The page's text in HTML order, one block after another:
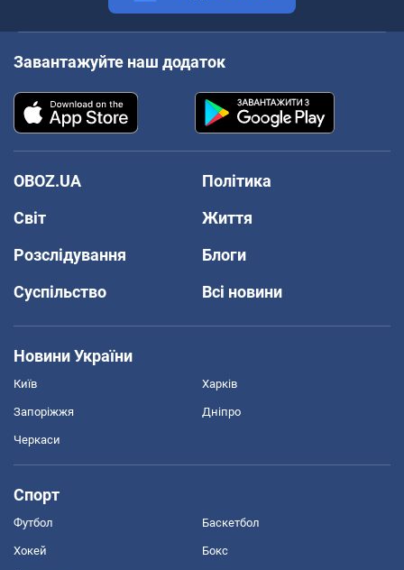
Завантажуйте наш додаток
OBOZ.UA
Політика
Світ
Життя
Розслідування
Блоги
Суспільство
Всі новини
Новини України
Київ Харків
Запоріжжя Дніпро
Черкаси
Спорт
Футбол Баскетбол
Хокей Бокс